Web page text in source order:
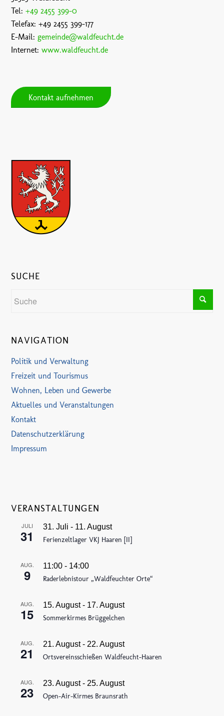
Tel:+49 2455 399-0
Telefax: +49 2455 399-177
E-Mail: gemeinde@waldfeucht.de
Internet:www.waldfeucht.de
Kontakt aufnehmen
SUCHE
NAVIGATION
Politik und Verwaltung
Freizeit und Tourismus
Wohnen, Leben und Gewerbe
Aktuelles und Veranstaltungen
Kontakt
Datenschutzerklärung
Impressum
VERANSTALTUNGEN
JULI
31
31. Juli - 11. August
Ferienzeltlager VKJ Haaren [II]
AUG.
9
11:00 - 14:00
Raderlebnistour „Waldfeuchter Orte“
AUG.
15
15. August- 17. August
Sommerkirmes Brüggelchen
AUG.
21
21. August- 22. August
Ortsvereinsschießen Waldfeucht-Haaren
AUG.
23
23. August- 25. August
Open-Air-Kirmes Braunsrath